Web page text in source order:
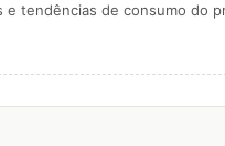
tendências de consumo do